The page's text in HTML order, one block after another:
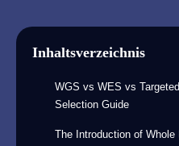
Inhaltsverzeichnis
WGS vs WES vs
Selection Guide
The Introduction of